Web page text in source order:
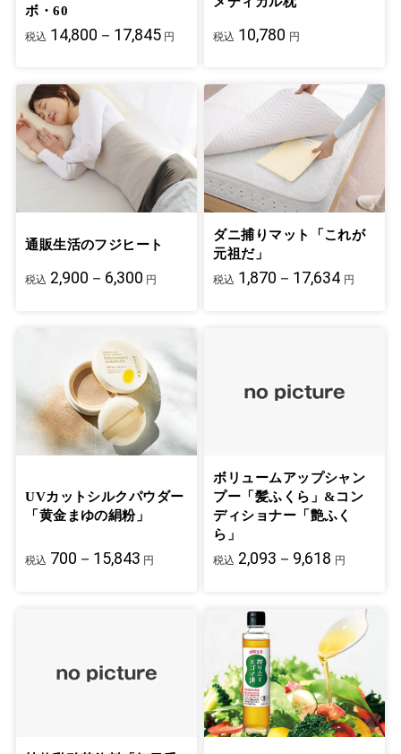
ボ・60
税込 14,800－17,845 円 税込 10,780 円
通販生活のフジヒート
税込 2,900－6,300 円
ダニ捕りマット「これが
元祖だ」
税込 1,870－17,634 円
UVカットシルクパウダー
「黄金まゆの絹粉」
税込 700－15,843 円
ボリュームアップシャン
プー「髪ふくら」&コン
ディショナー「艶ふく
ら」
税込 2,093－9,618 円